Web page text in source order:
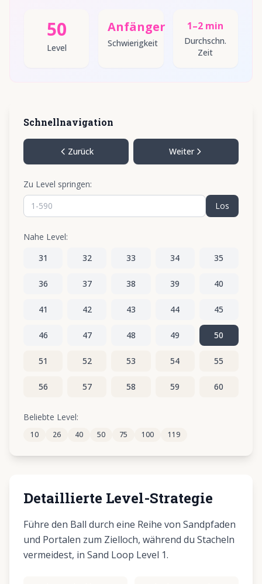
50
Level
Anfänger
Schwierigkeit
1–2 min
Durchschn.
Zeit
Schnellnavigation
Zurück Weiter
Zu Level springen:
Los
Nahe Level:
31
32 33 34 35
36 37 38 39 40
41 42 43 44 45
46 47 48 49 50
51 52 53 54 55
56 57 58 59 60
61
66 67 68 69
Beliebte Level:
10 26 40 50 75 100 119
Detaillierte Level-Strategie
Führe den Ball durch eine Reihe von Sandpfaden
und Portalen zum Zielloch, während du Stacheln
vermeidest, in Sand Loop Level 1.